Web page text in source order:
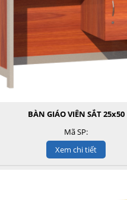
BÀN GIÁO VIÊN SẮT 25x50
Mã SP:
Xem chi tiết